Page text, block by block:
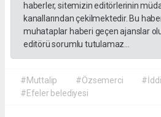
haberler, sitemizin editörlerinin
kanallarından çekilmektedir. Bu
muhataplar haberi geçen ajanslar
editörü sorumlu tutulamaz...
#Muttalip #Özsemerci
#Efeler belediyesi